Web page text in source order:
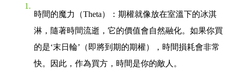
時間的魔力（Theta）
：期權就像放在室溫下的冰淇
淋，隨著時間流逝，它的價值會自然融化。如果你買
的是‘末日輪’（即將到期的期權），時間損耗會非常
快。因此，作為買方，時間是你的敵人。